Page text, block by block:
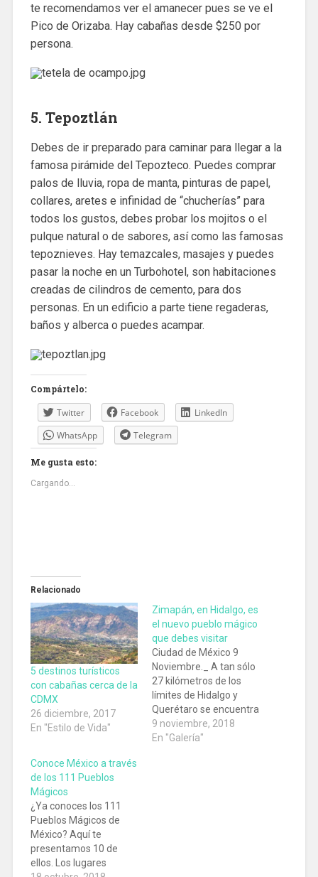
te recomendamos ver el amanecer pues se ve el
Pico de Orizaba. Hay cabañas desde $250 por
persona.
5. Tepoztlán
Debes de ir preparado para caminar para llegar a la
famosa pirámide del Tepozteco. Puedes comprar
palos de lluvia, ropa de manta, pinturas de papel,
collares, aretes e infinidad de “chucherías” para
todos los gustos, debes probar los mojitos o el
pulque natural o de sabores, así como las famosas
tepoznieves. Hay temazcales, masajes y puedes
pasar la noche en un Turbohotel, son habitaciones
creadas de cilindros de cemento, para dos
personas. En un edificio a parte tiene regaderas,
baños y alberca o puedes acampar.
Compártelo:
Twitter Facebook
LinkedIn
WhatsApp
Telegram
Me gusta esto:
Cargando...
Relacionado
5 destinos turísticos
con cabañas cerca de la
CDMX
26 diciembre, 2017
En "Estilo de Vida"
Zimapán, en Hidalgo, es
el nuevo pueblo mágico
que debes visitar
Ciudad de México 9
Noviembre._ A tan sólo
27 kilómetros de los
límites de Hidalgo y
Querétaro se encuentra
este Pueblo Mágico.
Planea un fin de
9 noviembre, 2018
En "Galería"
Conoce México a través
de los 111 Pueblos
Mágicos
¿Ya conoces los 111
Pueblos Mágicos de
México? Aquí te
presentamos 10 de
ellos. Los lugares